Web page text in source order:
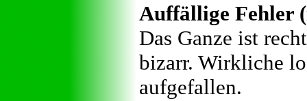
Auffällige Fehler
Das Ganze ist
bizarr. Wirkliche
aufgefallen.